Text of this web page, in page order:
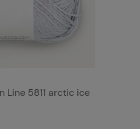
Line 5811 arctic ice